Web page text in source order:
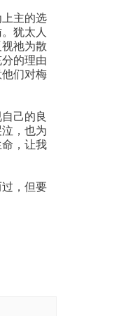
主的选
犹太人
祂为散
的理由
们对梅
己的良
，也为
，让我
，但要